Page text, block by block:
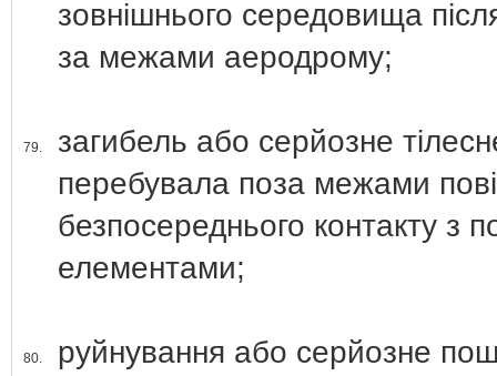
зовнішнього середовища
за межами аеродрому;
79.
загибель або серйозне
перебувала поза межами
безпосереднього контакту з
елементами;
80.
руйнування або серйозне